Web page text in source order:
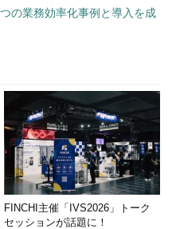
の業務効率化事例と導入を成
FINCHI主催「IVS2026」トーク
セッションが話題に！